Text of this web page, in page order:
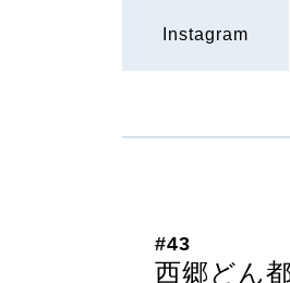
Instagram
#43
西郷どん